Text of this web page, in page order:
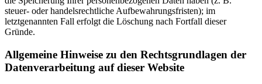
steuer- oder handelsrechtliche Aufbewahrungsfristen); im
letztgenannten Fall erfolgt die Löschung nach Fortfall dieser
Gründe.
Allgemeine Hinweise zu den Rechtsgrundlagen der
Datenverarbeitung auf dieser Website